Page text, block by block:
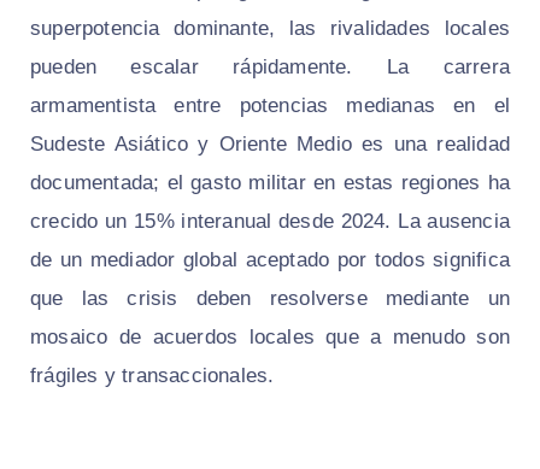
superpotencia dominante, las rivalidades locales
pueden escalar rápidamente. La carrera
armamentista entre potencias medianas en el
Sudeste Asiático y Oriente Medio es una realidad
documentada; el gasto militar en estas regiones ha
crecido un 15% interanual desde 2024. La ausencia
de un mediador global aceptado por todos significa
que las crisis deben resolverse mediante un
mosaico de acuerdos locales que a menudo son
frágiles y transaccionales.